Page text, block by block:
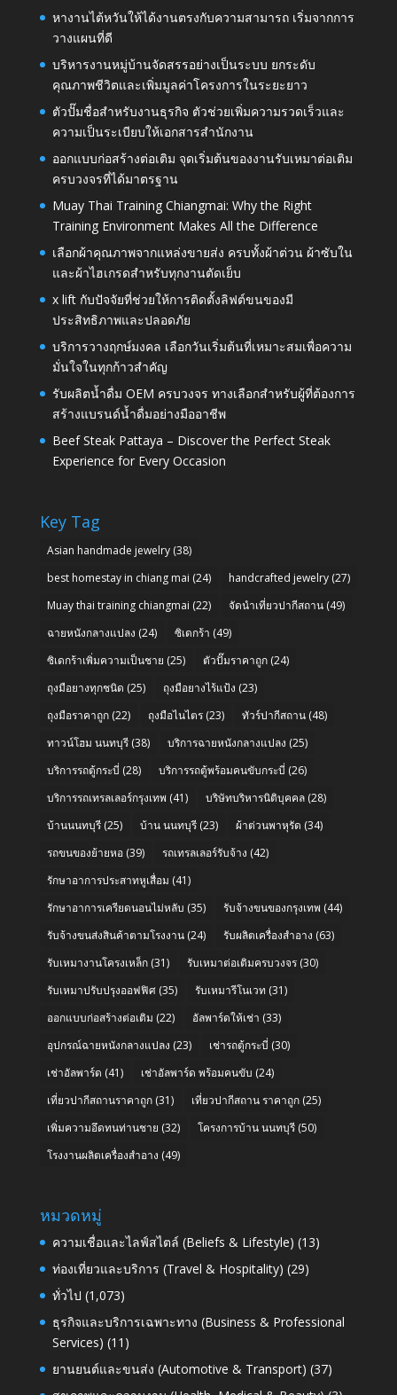
หางานไต้หวันให้ได้งานตรงกับความสามารถ เริ่มจากการ
วางแผนที่ดี
บริหารงานหมู่บ้านจัดสรรอย่างเป็นระบบ ยกระดับ
คุณภาพชีวิตและเพิ่มมูลค่าโครงการในระยะยาว
ตัวปั๊มชื่อสำหรับงานธุรกิจ ตัวช่วยเพิ่มความรวดเร็วและ
ความเป็นระเบียบให้เอกสารสำนักงาน
ออกแบบก่อสร้างต่อเติม จุดเริ่มต้นของงานรับเหมาต่อเติม
ครบวงจรที่ได้มาตรฐาน
Muay Thai Training Chiangmai: Why the Right
Training Environment Makes All the Difference
เลือกผ้าคุณภาพจากแหล่งขายส่ง ครบทั้งผ้าต่วน ผ้าซับใน
และผ้าไฮเกรดสำหรับทุกงานตัดเย็บ
x lift กับปัจจัยที่ช่วยให้การติดตั้งลิฟต์ขนของมี
ประสิทธิภาพและปลอดภัย
บริการวางฤกษ์มงคล เลือกวันเริ่มต้นที่เหมาะสมเพื่อความ
มั่นใจในทุกก้าวสำคัญ
รับผลิตน้ำดื่ม OEM ครบวงจร ทางเลือกสำหรับผู้ที่ต้องการ
สร้างแบรนด์น้ำดื่มอย่างมืออาชีพ
Beef Steak Pattaya – Discover the Perfect Steak
Experience for Every Occasion
Key Tag
Asian handmade jewelry(38)
best homestay in chiang mai (24) handcrafted jewelry(27)
Muay thai training chiangmai (22) จัดนำเที่ยวปากีสถาน(49)
ฉายหนังกลางแปลง (24) ซิเดกร้า (49)
ซิเดกร้าเพิ่มความเป็นชาย (25) ตัวปั๊มราคาถูก(24)
ถุงมือยางทุกชนิด (25) ถุงมือยางไร้แป้ง (23)
ถุงมือราคาถูก(22) ถุงมือไนไตร(23) ทัวร์ปากีสถาน(48)
ทาวน์โฮม นนทบุรี(38) บริการฉายหนังกลางแปลง (25)
บริการรถตู้กระบี่ (28) บริการรถตู้พร้อมคนขับกระบี่ (26)
บริการรถเทรลเลอร์กรุงเทพ (41) บริษัทบริหารนิติบุคคล(28)
บ้านนนทบุรี(25) บ้าน นนทบุรี(23) ผ้าต่วนพาหุรัด (34)
รถขนของย้ายหอ(39) รถเทรลเลอร์รับจ้าง (42)
รักษาอาการประสาทหูเสื่อม (41)
รักษาอาการเครียดนอนไม่หลับ (35) รับจ้างขนของกรุงเทพ (44)
รับจ้างขนส่งสินค้าตามโรงงาน(24) รับผลิตเครื่องสำอาง (63)
รับเหมางานโครงเหล็ก(31) รับเหมาต่อเติมครบวงจร(30)
รับเหมาปรับปรุงออฟฟิศ(35) รับเหมารีโนเวท (31)
ออกแบบก่อสร้างต่อเติม (22) อัลพาร์ดให้เช่า (33)
อุปกรณ์ฉายหนังกลางแปลง (23) เช่ารถตู้กระบี่ (30)
เช่าอัลพาร์ด (41) เช่าอัลพาร์ด พร้อมคนขับ (24)
เที่ยวปากีสถานราคาถูก(31) เที่ยวปากีสถาน ราคาถูก(25)
เพิ่มความอึดทนท่านชาย (32) โครงการบ้าน นนทบุรี(50)
โรงงานผลิตเครื่องสำอาง (49)
หมวดหมู่
ความเชื่อและไลฟ์สไตล์ (Beliefs & Lifestyle) (13)
ท่องเที่ยวและบริการ (Travel & Hospitality) (29)
ทั่วไป (1,073)
ธุรกิจและบริการเฉพาะทาง (Business & Professional
Services) (11)
ยานยนต์และขนส่ง (Automotive & Transport) (37)